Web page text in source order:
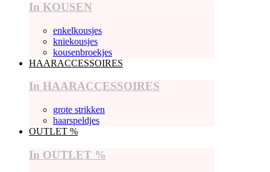
In KOUSEN
enkelkousjes
kniekousjes
kousenbroekjes
HAARACCESSOIRES
In HAARACCESSOIRES
grote strikken
haarspeldjes
OUTLET %
In OUTLET %